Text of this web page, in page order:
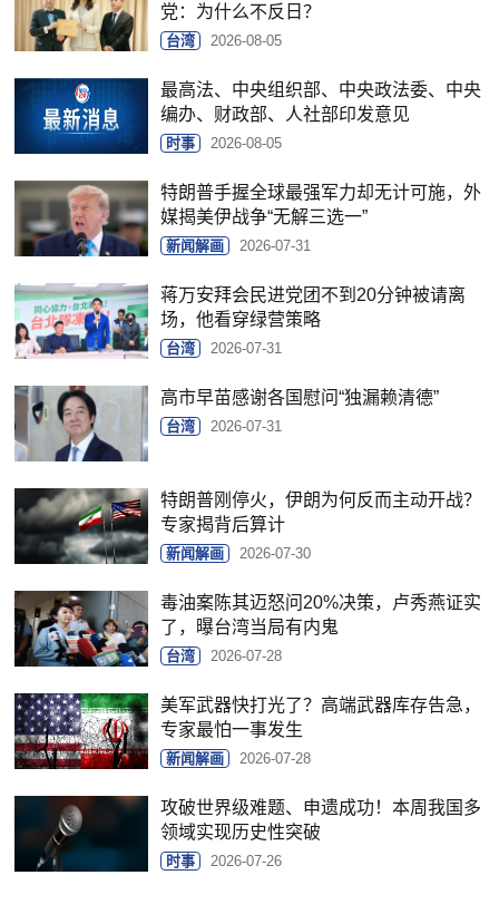
党：为什么不反日？
台湾 2026-08-05
最高法、中央组织部、中央政法委、中央
编办、财政部、人社部印发意见
时事 2026-08-05
特朗普手握全球最强军力却无计可施，外
媒揭美伊战争“无解三选一”
新闻解画 2026-07-31
蒋万安拜会民进党团不到20分钟被请离
场，他看穿绿营策略
台湾 2026-07-31
高市早苗感谢各国慰问“独漏赖清德”
台湾 2026-07-31
特朗普刚停火，伊朗为何反而主动开战？
专家揭背后算计
新闻解画 2026-07-30
毒油案陈其迈怒问20%决策，卢秀燕证实
了，曝台湾当局有内鬼
台湾 2026-07-28
美军武器快打光了？高端武器库存告急，
专家最怕一事发生
新闻解画 2026-07-28
攻破世界级难题、申遗成功！本周我国多
领域实现历史性突破
时事 2026-07-26